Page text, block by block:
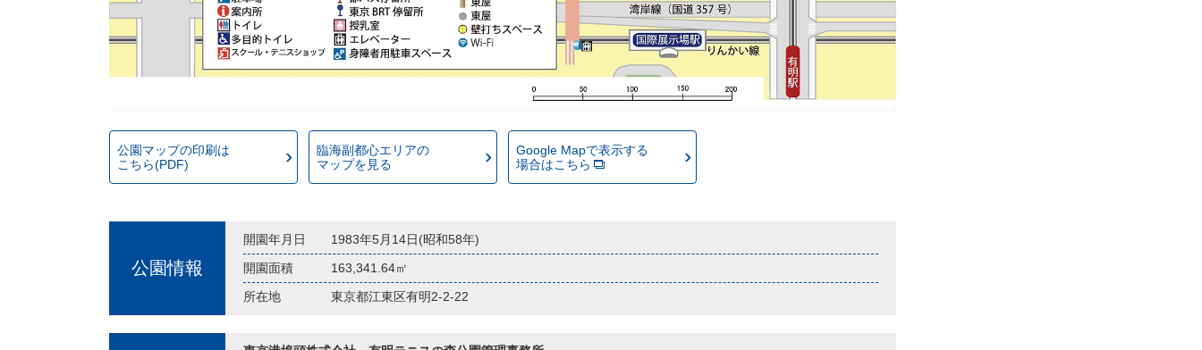
公園マップの印刷は
こちら(PDF)
臨海副都心エリアの
マップを見る
Google Mapで表示する
場合はこちら
公園情報
開園年月日
1983年5月14日(昭和58年)
開園面積
163,341.64㎡
所在地
東京都江東区有明2-2-22